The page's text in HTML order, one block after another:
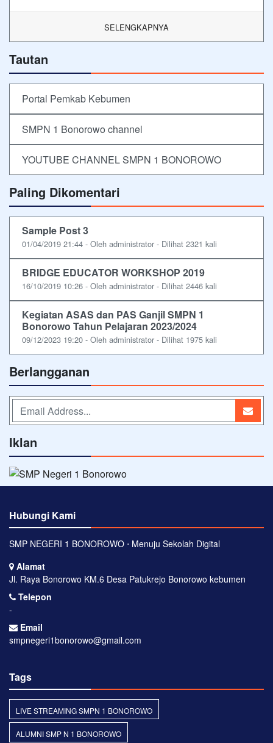
SELENGKAPNYA
Tautan
Portal Pemkab Kebumen
SMPN 1 Bonorowo channel
YOUTUBE CHANNEL SMPN 1 BONOROWO
Paling Dikomentari
Sample Post 3
01/04/2019 21:44 - Oleh administrator - Dilihat 2321 kali
BRIDGE EDUCATOR WORKSHOP 2019
16/10/2019 10:26 - Oleh administrator - Dilihat 2446 kali
Kegiatan ASAS dan PAS Ganjil SMPN 1
Bonorowo Tahun Pelajaran 2023/2024
09/12/2023 19:20 - Oleh administrator - Dilihat 1975 kali
Berlangganan
Iklan
Hubungi Kami
SMP NEGERI 1 BONOROWO ⋅ Menuju Sekolah Digital
Alamat
Jl. Raya Bonorowo KM.6 Desa Patukrejo Bonorowo kebumen
Telepon
-
Email
smpnegeri1bonorowo@gmail.com
Tags
LIVE STREAMING SMPN 1 BONOROWO
ALUMNI SMP N 1 BONOROWO